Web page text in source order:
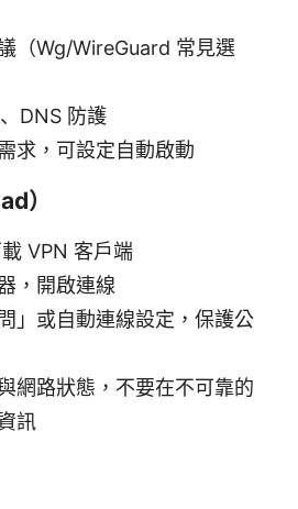
（Wg/WireGuard 常見選
DNS 防護
求，可設定自動啟動
）
VPN 客戶端
，開啟連線
」或自動連線設定，保護公
網路狀態，不要在不可靠的
訊